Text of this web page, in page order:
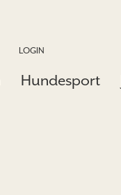
LOGIN
Hundesport